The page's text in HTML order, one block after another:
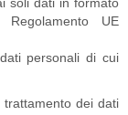
soli dati in formato
UE
personali di cui
dei dati